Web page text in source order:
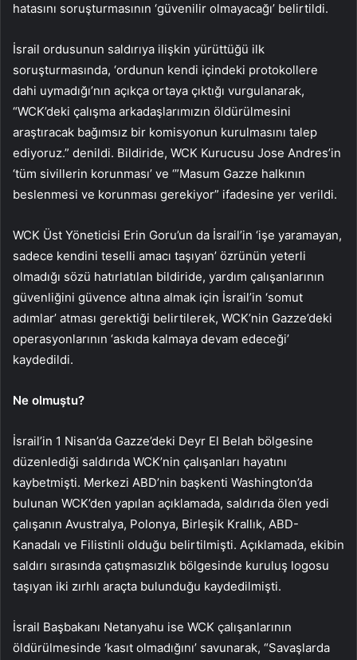
hatasını soruşturmasının ‘güvenilir olmayacağı’ belirtildi.
İsrail ordusunun saldırıya ilişkin yürüttüğü ilk
soruşturmasında, ‘ordunun kendi içindeki protokollere
dahi uymadığı’nın açıkça ortaya çıktığı vurgulanarak,
“WCK’deki çalışma arkadaşlarımızın öldürülmesini
araştıracak bağımsız bir komisyonun kurulmasını talep
ediyoruz.” denildi. Bildiride, WCK Kurucusu Jose Andres’in
‘tüm sivillerin korunması’ ve ‘”Masum Gazze halkının
beslenmesi ve korunması gerekiyor” ifadesine yer verildi.
WCK Üst Yöneticisi Erin Goru’un da İsrail’in ‘işe yaramayan,
sadece kendini teselli amacı taşıyan’ özrünün yeterli
olmadığı sözü hatırlatılan bildiride, yardım çalışanlarının
güvenliğini güvence altına almak için İsrail’in ‘somut
adımlar’ atması gerektiği belirtilerek, WCK’nin Gazze’deki
operasyonlarının ‘askıda kalmaya devam edeceği’
kaydedildi.
Ne olmuştu?
İsrail’in 1 Nisan’da Gazze’deki Deyr El Belah bölgesine
düzenlediği saldırıda WCK’nin çalışanları hayatını
kaybetmişti. Merkezi ABD’nin başkenti Washington’da
bulunan WCK’den yapılan açıklamada, saldırıda ölen yedi
çalışanın Avustralya, Polonya, Birleşik Krallık, ABD-
Kanadalı ve Filistinli olduğu belirtilmişti. Açıklamada, ekibin
saldırı sırasında çatışmasızlık bölgesinde kuruluş logosu
taşıyan iki zırhlı araçta bulunduğu kaydedilmişti.
İsrail Başbakanı Netanyahu ise WCK çalışanlarının
öldürülmesinde ‘kasıt olmadığını’ savunarak, “Savaşlarda